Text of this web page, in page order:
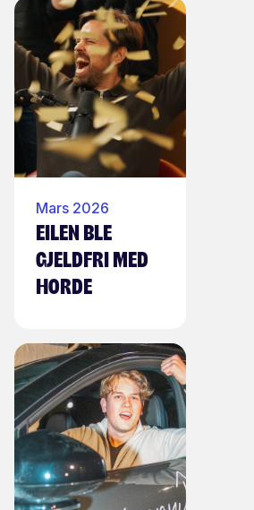
Mars 2026
Eilen ble
gjeldfri med
horde